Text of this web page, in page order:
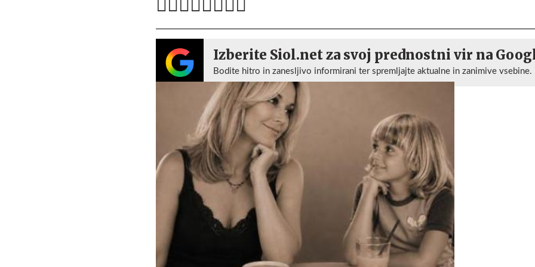
Izberite Siol.net za svoj prednostni vir na
Bodite hitro in zanesljivo informirani ter spremljajte aktualne in zanimive vsebine.